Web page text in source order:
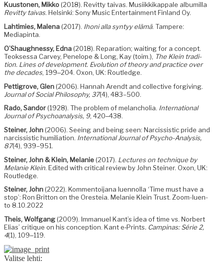
Kuu­s­to­nen, Mikko (2018). Revit­ty taivas. Musi­ikkikap­pale albu­mil­la
Revit­ty taivas. Helsin­ki: Sony Music Enter­tain­ment Fin­land Oy.
Lah­timies, Male­na (2017). Ihoni alla syn­tyy elämä. Tam­pere:
Mediapinta.
O’Shaughnessy, Edna (2018). Repa­ra­tion; wait­ing for a con­cept.
Teok­ses­sa Car­vey, Pene­lope & Long, Kay (toim.), The Klein tra­di­
tion. Lines of devel­op­ment. Evo­lu­tion of the­o­ry and prac­tice over
the decades, 199‒204. Oxon, UK: Routledge.
Pet­ti­grove, Glen (2006). Han­nah Arendt and col­lec­tive for­giv­ing.
Jour­nal of Social Phi­los­o­phy, 37(4), 483–500.
Rado, San­dor (1928). The prob­lem of melan­cho­lia. Inter­na­tion­al
Jour­nal of Psy­cho­analy­sis, 9, 420‒438.
Stein­er, John (2006). See­ing and being seen: Nar­cis­sis­tic pride and
nar­cis­sis­tic humil­i­a­tion. Inter­na­tion­al Jour­nal of Psy­cho-Analy­sis,
87(4), 939–951.
Stein­er, John & Klein, Melanie (2017). Lec­tures on tech­nique by
Melanie Klein. Edit­ed with crit­i­cal review by John Stein­er. Oxon, UK:
Routledge.
Stein­er, John (2022). Kom­men­toi­jana luen­nol­la ‘Time must have a
stop’: Ron Brit­ton on the Oresteia. Melanie Klein Trust. Zoom-luen­
to 8.10.2022
The­is, Wolf­gang (2009). Immanuel Kant’s idea of time vs. Nor­bert
Elias’ cri­tique on his con­cep­tion. Kant e‑Prints. Camp­inas: Série 2,
4(1), 109‒119.
Valitse lehti: